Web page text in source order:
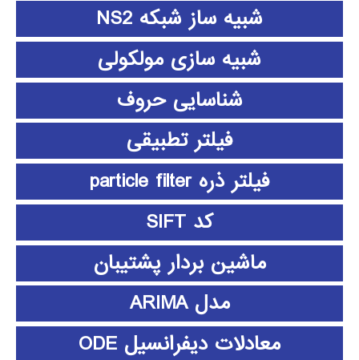
شبیه ساز شبکه NS2
شبیه سازی مولکولی
شناسایی حروف
فیلتر تطبیقی
فیلتر ذره particle filter
کد SIFT
ماشین بردار پشتیبان
مدل ARIMA
معادلات دیفرانسیل ODE